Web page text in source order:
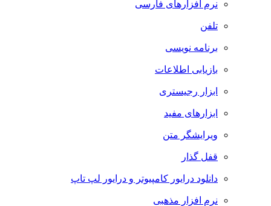
نرم افزارهای فارسی
تلفن
برنامه نویسی
بازیابی اطلاعات
ابزار رجیستری
ابزارهای مفید
ویرایشگر متن
قفل گذار
دانلود درایور کامپیوتر و درایور لپ تاپ
نرم افزار مذهبی